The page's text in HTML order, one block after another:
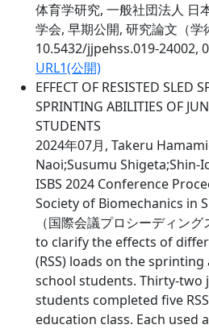
体育学研究, 一般社団法人 日
学会, 早期公開, 研究論文（学
10.5432/jjpehss.019-24002,
URL1(公開)
EFFECT OF RESISTED SLED
SPRINTING ABILITIES OF
STUDENTS
2024年07月, Takeru
Naoi;Susumu Shigeta;Shin-
ISBS 2024 Conference
Society of Biomechanics in
（国際会議プロシーディン
to clarify the effects of
(RSS) loads on the
school students. Thirty-two
students completed five
education class. Each used